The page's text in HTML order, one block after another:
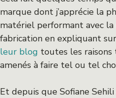
marque dont j’apprécie la
matériel performant avec
fabrication en expliquant
leur blog toutes les
amenés à faire tel ou tel
Et depuis que Sofiane